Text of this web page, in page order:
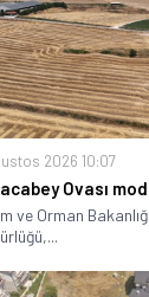
2026 10:07
Ovası
ve Orman